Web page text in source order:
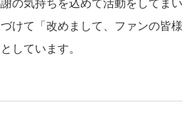
の気持ちを込めて活動をしてま
けて「改めまして、ファンの皆
しています。